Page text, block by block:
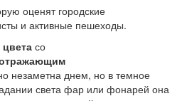
оценят городские
и активные пешеходы.
со
незаметна днем, но в темное
света фар или фонарей она